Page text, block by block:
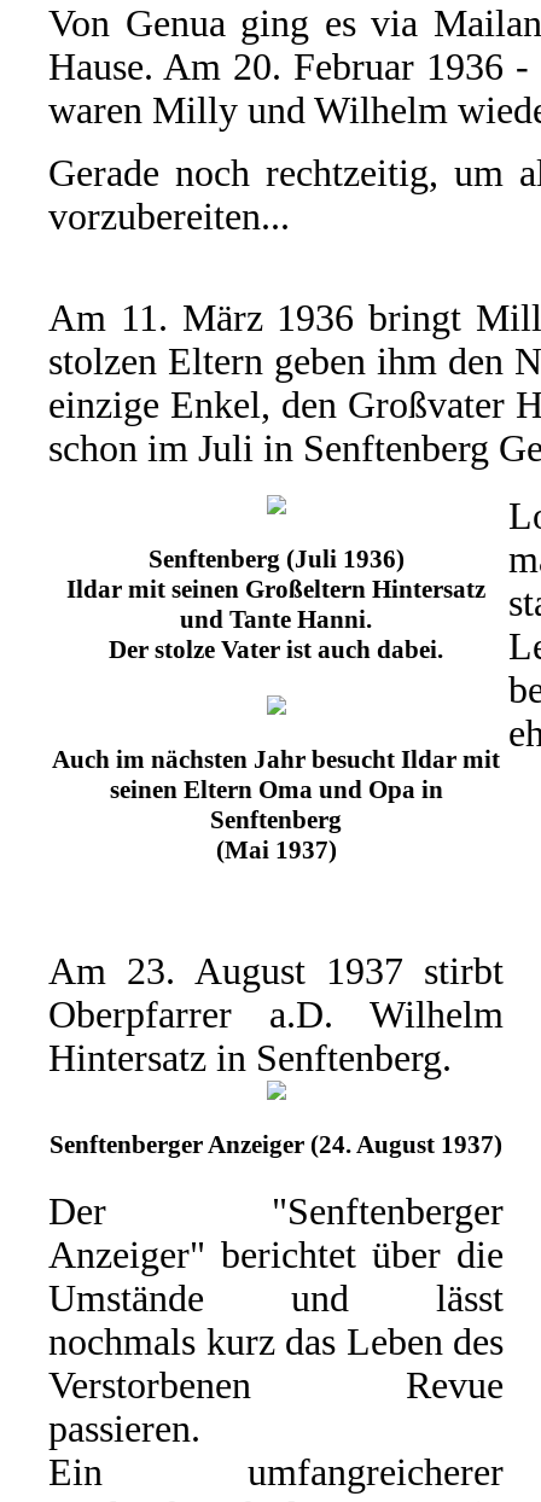
Von Genua ging es via
Hause. Am 20. Februar 1936
waren Milly und Wilhelm
Gerade noch rechtzeitig, um
vorzubereiten...
Am 11. März 1936 bringt
stolzen Eltern geben ihm den
einzige Enkel, den Großvater
schon im Juli in Senftenberg
Senftenberg (Juli 1936)
Ildar mit seinen Großeltern Hintersatz
und Tante Hanni.
Der stolze Vater ist auch dabei.
Auch im nächsten Jahr besucht Ildar mit
seinen Eltern Oma und Opa in
Senftenberg
(Mai 1937)
Am 23. August 1937 stirbt
Oberpfarrer a.D. Wilhelm
Hintersatz in Senftenberg.
Senftenberger Anzeiger (24. August 1937)
Der "Senftenberger
Anzeiger" berichtet über die
Umstände und lässt
nochmals kurz das Leben des
Verstorbenen Revue
passieren.
Ein umfangreicherer